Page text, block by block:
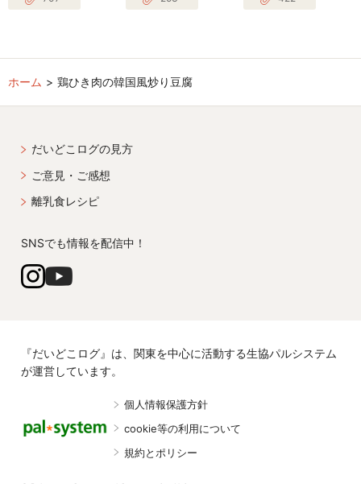
ホーム 鶏ひき肉の韓国風炒り豆腐
だいどこログの見方
ご意見・ご感想
離乳食レシピ
SNSでも情報を配信中！
『だいどこログ』は、関東を中心に活動する生協パルシステム
が運営しています。
個人情報保護方針
cookie等の利用について
規約とポリシー